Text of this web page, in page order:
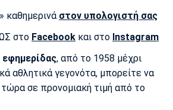
καθημερινά στον υπολογιστή σας
στο Facebook και στο Instagram
, από το 1958 μέχρι
αθλητικά γεγονότα, μπορείτε να
σε προνομιακή τιμή από το